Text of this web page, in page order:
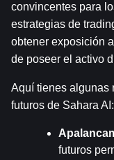
convincentes para
estrategias de
obtener exposición
de poseer el activo
Aquí tienes algunas
futuros de Sahara AI:
futuros